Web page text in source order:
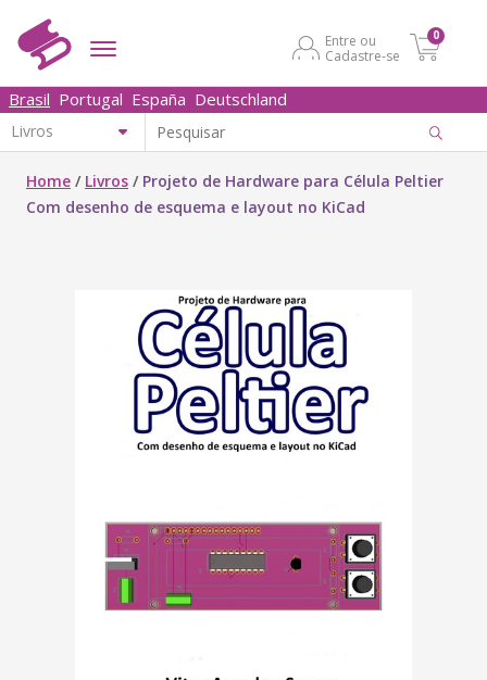
Entre ou
Cadastre-se
0
Brasil Portugal España Deutschland
Home / Livros / Projeto de Hardware para Célula Peltier
Com desenho de esquema e layout no KiCad